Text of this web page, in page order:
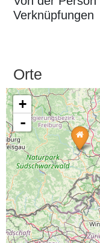
Verknüpfungen
Orte
+
-